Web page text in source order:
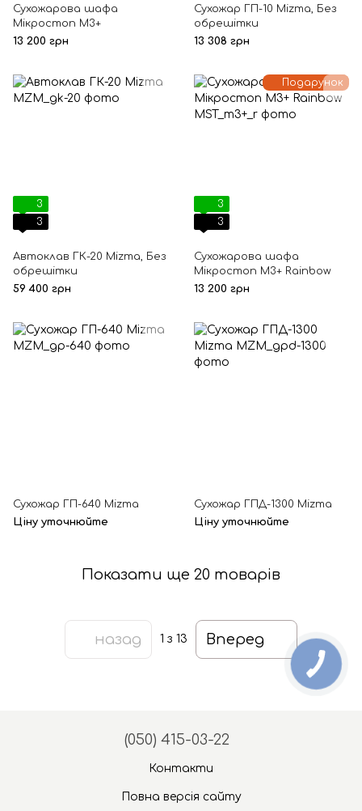
Сухожарова шафа
Мікростоп М3+
13 200 грн
Сухожар ГП-10 Mizma, Без
обрешітки
13 308 грн
3
3
Автоклав ГК-20 Mizma, Без
обрешітки
59 400 грн
Подарунок
3
3
Сухожарова шафа
Мікростоп М3+ Rainbow
13 200 грн
Сухожар ГП-640 Mizma
Ціну уточнюйте
Сухожар ГПД-1300 Mizma
Ціну уточнюйте
Показати ще 20 товарів
назад 1 з 13 Вперед
(050) 415-03-22
Контакти
Повна версія сайту